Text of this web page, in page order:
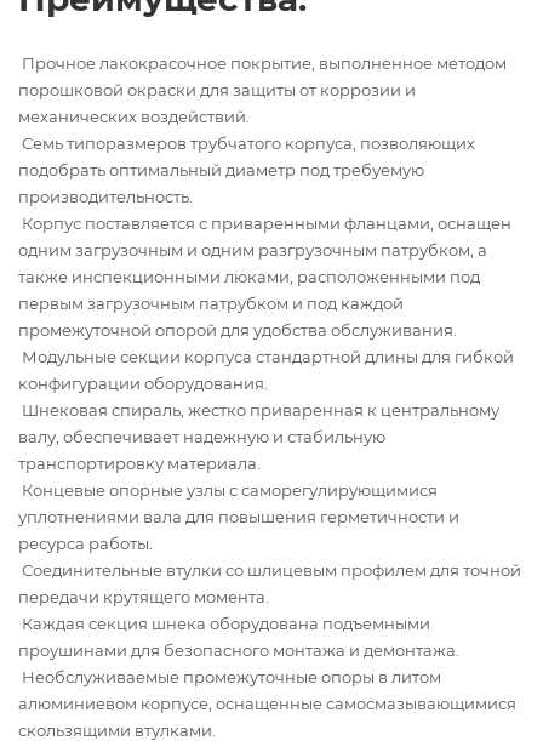
Прочное лакокрасочное покрытие, выполненное методом
порошковой окраски для защиты от коррозии и
механических воздействий.
Семь типоразмеров трубчатого корпуса, позволяющих
подобрать оптимальный диаметр под требуемую
производительность.
Корпус поставляется с приваренными фланцами, оснащен
одним загрузочным и одним разгрузочным патрубком, а
также инспекционными люками, расположенными под
первым загрузочным патрубком и под каждой
промежуточной опорой для удобства обслуживания.
Модульные секции корпуса стандартной длины для гибкой
конфигурации оборудования.
Шнековая спираль, жестко приваренная к центральному
валу, обеспечивает надежную и стабильную
транспортировку материала.
Концевые опорные узлы с саморегулирующимися
уплотнениями вала для повышения герметичности и
ресурса работы.
Соединительные втулки со шлицевым профилем для точной
передачи крутящего момента.
Каждая секция шнека оборудована подъемными
проушинами для безопасного монтажа и демонтажа.
Необслуживаемые промежуточные опоры в литом
алюминиевом корпусе, оснащенные самосмазывающимися
скользящими втулками.